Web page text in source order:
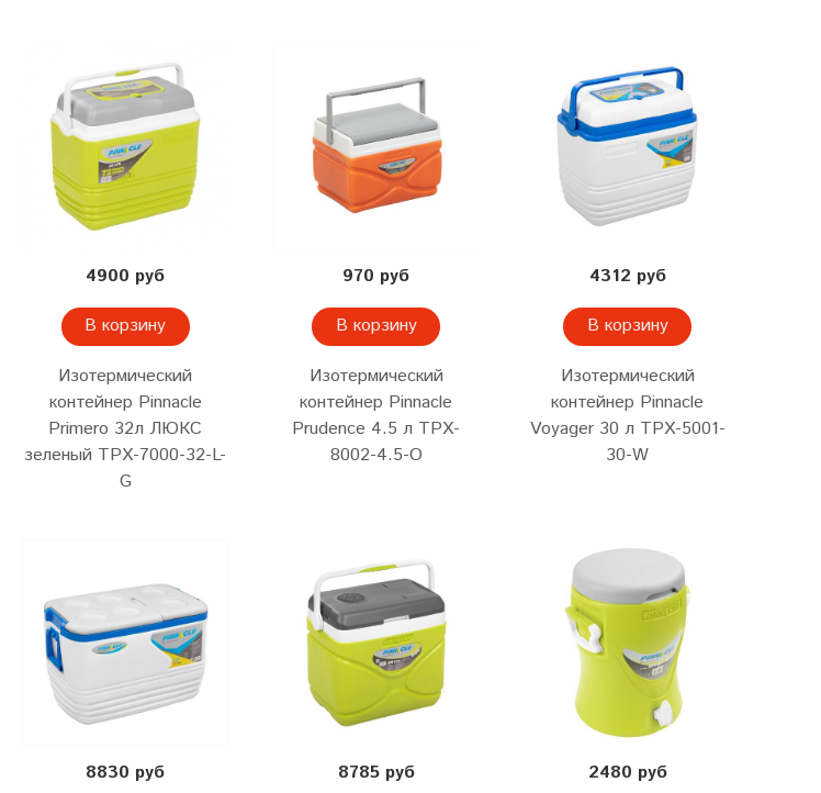
4900 руб
В корзину
Изотермический
контейнер Pinnacle
Primero 32л ЛЮКС
зеленый TPX-7000-32-L-
G
970 руб
В корзину
Изотермический
контейнер Pinnacle
Prudence 4.5 л TPX-
8002-4.5-O
4312 руб
В корзину
Изотермический
контейнер Pinnacle
Voyager 30 л TPX-5001-
30-W
8830 руб
8785 руб
2480 руб